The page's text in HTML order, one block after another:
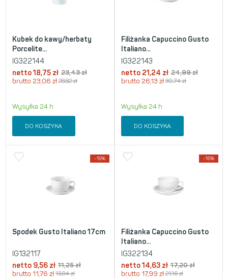
Kubek do kawy/herbaty
Porcelite...
IG322144
netto18,75 zł 23,43zł
brutto 23,06 zł 28,82zł
Wysyłka 24 h
DO KOSZYKA
Filiżanka Capuccino Gusto
Italiano...
IG322143
netto 21,24 zł 24,99zł
brutto 26,13 zł 30,74zł
Wysyłka 24 h
DO KOSZYKA
-15%
Spodek Gusto Italiano 17cm
IG132117
netto 9,56 zł 11,25zł
brutto 11,76 zł 13,84zł
-15%
Filiżanka Capuccino Gusto
Italiano...
IG322134
netto 14,63 zł 17,20zł
brutto 17,99 zł 21,16zł